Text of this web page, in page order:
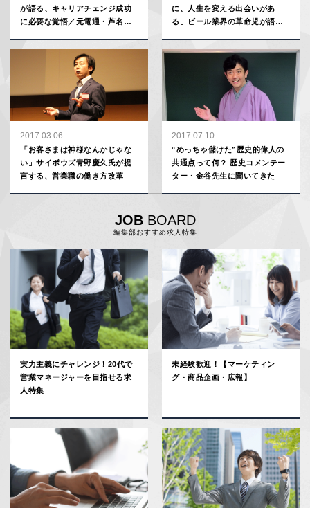
が語る、キャリアチェンジ成功
に必要な覚悟／元電通・芦名勇
に、人生を変える出会いがあ
る」ビール業界の革命児が語る
2017.03.06
「お客さまは神様なんかじゃな
い」サイボウズ青野慶久氏が提
言する、営業職の働き方改革
2017.07.10
‟めっちゃ儲けた”歴史的偉人の
共通点って何？ 歴史コメンテー
ター・金谷先生に聞いてきた
JOBBOARD
編集部おすすめ求人特集
実力主義にチャレンジ！20代で
営業マネージャーを目指せる求
人特集
未経験歓迎！【マーケティン
グ・商品企画・広報】